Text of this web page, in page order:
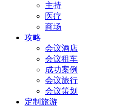
主持
医疗
商场
攻略
会议酒店
会议租车
成功案例
会议旅行
会议策划
定制旅游